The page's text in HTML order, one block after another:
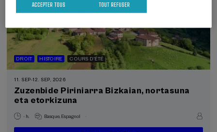
DROIT HISTOIRE COURS D'ÉTÉ
11. SEP-12. SEP, 2026
Zuzenbide Piriniarra Bizkaian, nortasuna
eta etorkizuna
- h. Basque Espagnol .
TOUT REFUSER
ACCEPTER TOUS